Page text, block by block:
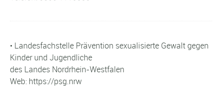
• Landesfachstelle Prävention sexualisierte Gewalt gegen
Kinder und Jugendliche
des Landes Nordrhein-Westfalen
Web: https://psg.nrw